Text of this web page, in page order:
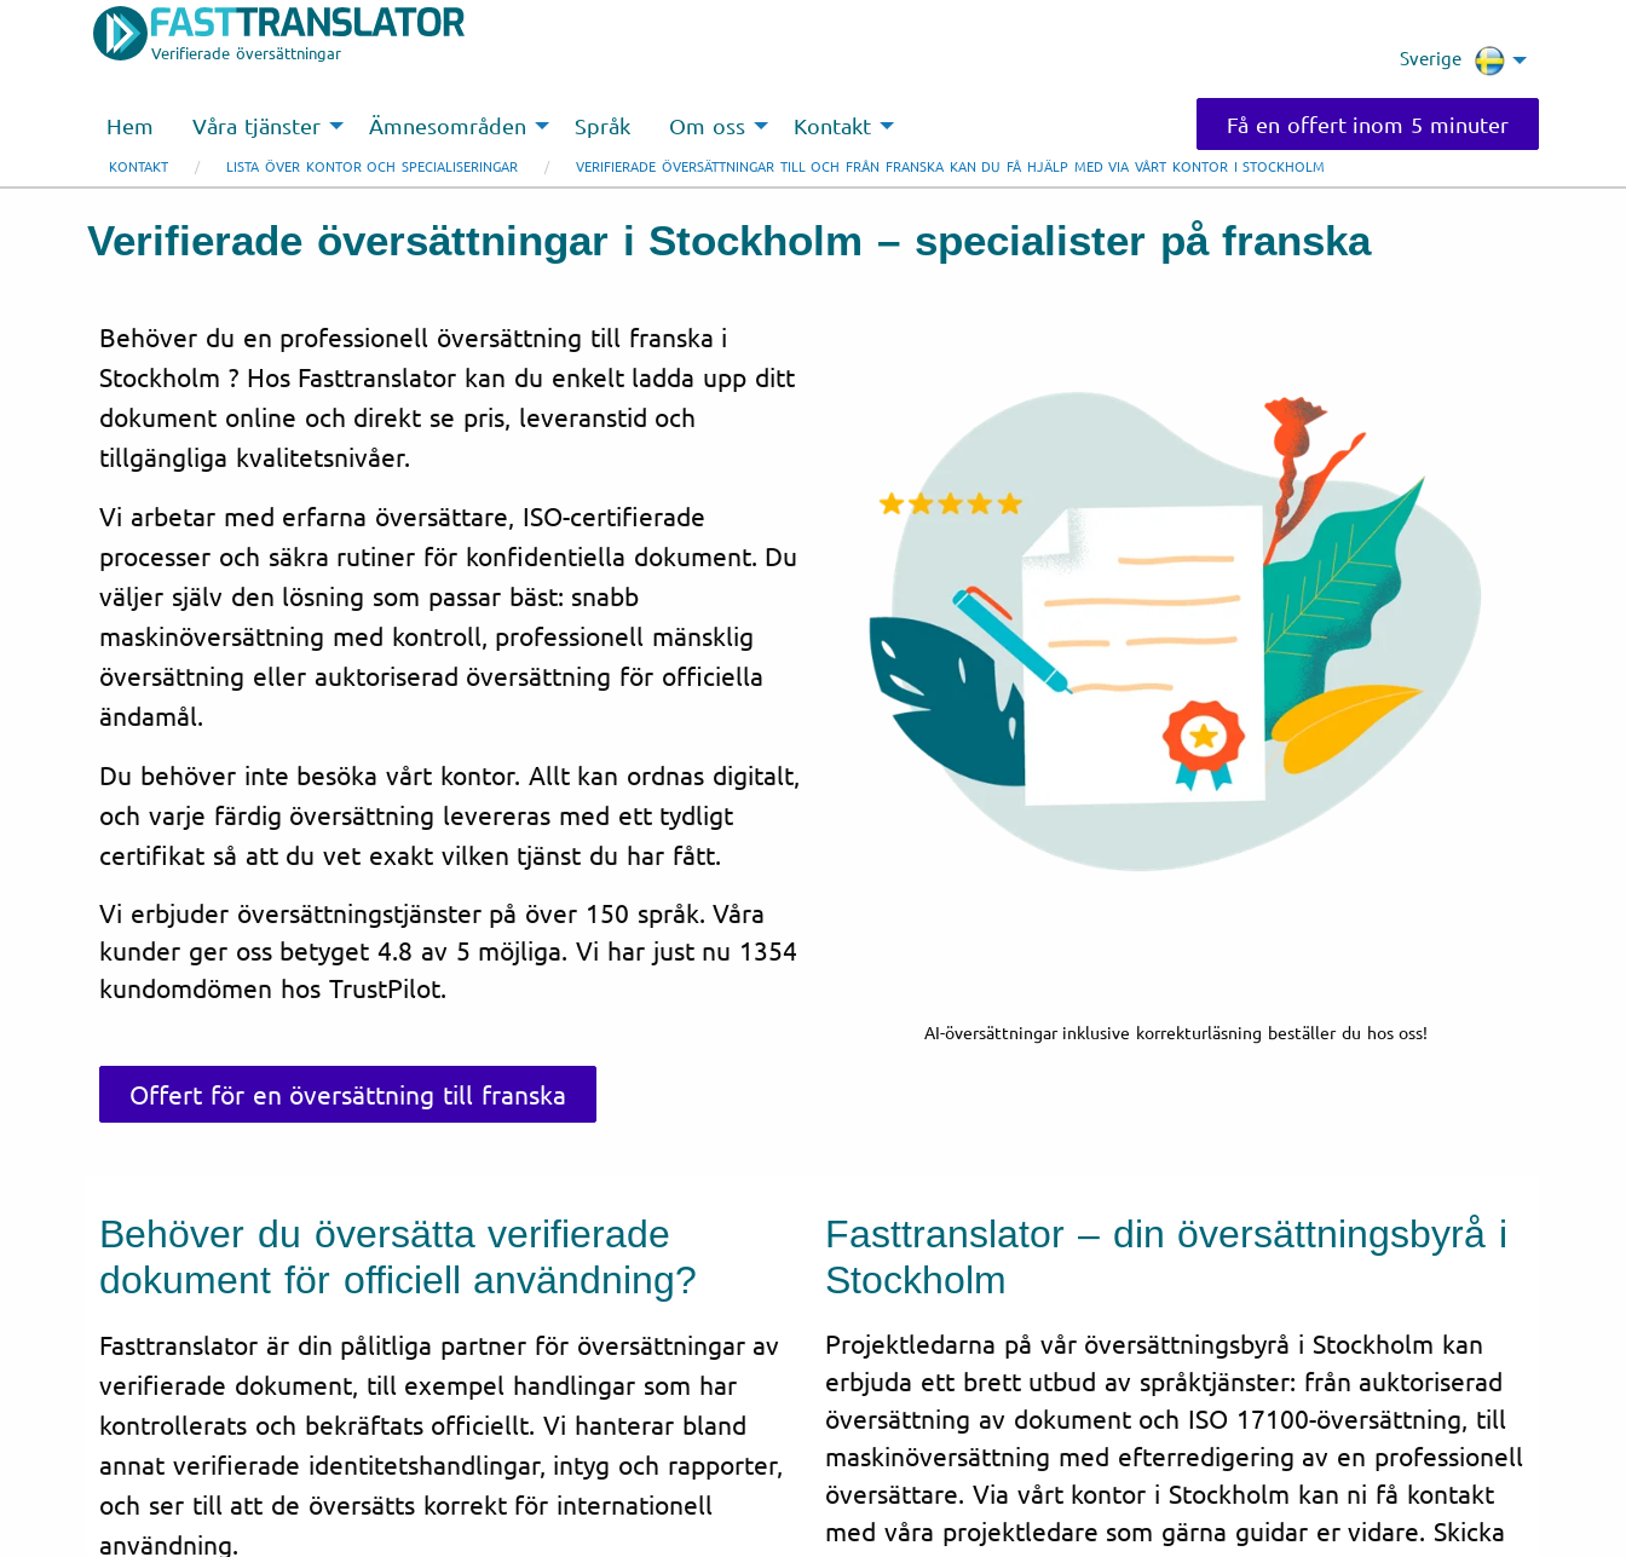
Verifierade översättningar Sverige
Få en offert inom 5 minuter
Hem Våra tjänster Ämnesområden Språk Om oss Kontakt
KONTAKT LISTA ÖVER KONTOR OCH SPECIALISERINGAR VERIFIERADE ÖVERSÄTTNINGAR TILL OCH FRÅN FRANSKA KAN DU FÅ HJÄLP MED VIA VÅRT KONTOR I STOCKHOLM
Verifierade översättningar i Stockholm – specialister på franska
Behöver du en professionell översättning till franska i
Stockholm ? Hos Fasttranslator kan du enkelt ladda upp ditt
dokument online och direkt se pris, leveranstid och
tillgängliga kvalitetsnivåer.
Vi arbetar med erfarna översättare, ISO-certifierade
processer och säkra rutiner för konfidentiella dokument. Du
väljer själv den lösning som passar bäst: snabb
maskinöversättning med kontroll, professionell mänsklig
översättning eller auktoriserad översättning för officiella
ändamål.
Du behöver inte besöka vårt kontor. Allt kan ordnas digitalt,
och varje färdig översättning levereras med ett tydligt
certifikat så att du vet exakt vilken tjänst du har fått.
Vi erbjuder översättningstjänster på över 150 språk. Våra
kunder ger oss betyget 4.8 av 5 möjliga. Vi har just nu 1354
kundomdömen hos TrustPilot.
Offert för en översättning till franska
AI-översättningar inklusive korrekturläsning beställer du hos oss!
Behöver du översätta verifierade
dokument för officiell användning?
Fasttranslator är din pålitliga partner för översättningar av
verifierade dokument, till exempel handlingar som har
kontrollerats och bekräftats officiellt. Vi hanterar bland
annat verifierade identitetshandlingar, intyg och rapporter,
och ser till att de översätts korrekt för internationell
användning.
Fasttranslator – din översättningsbyrå i
Stockholm
Projektledarna på vår översättningsbyrå i Stockholm kan
erbjuda ett brett utbud av språktjänster: från auktoriserad
översättning av dokument och ISO 17100-översättning, till
maskinöversättning med efterredigering av en professionell
översättare. Via vårt kontor i Stockholm kan ni få kontakt
med våra projektledare som gärna guidar er vidare. Skicka